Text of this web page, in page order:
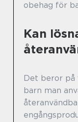
obehag för
Kan
Det beror
barn man